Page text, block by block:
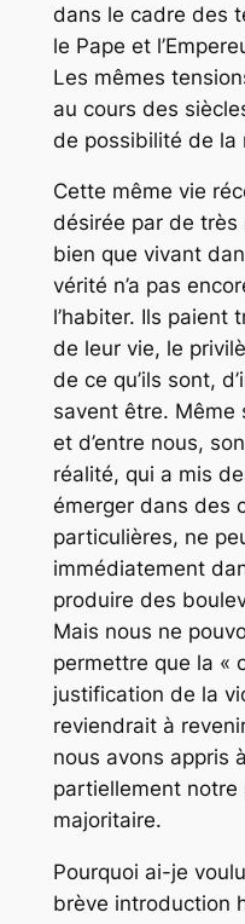
dans le cadre des
le Pape et
Les mêmes
au cours des
de possibilité de la
Cette même vie
désirée par de très
bien que vivant
vérité n’a pas
l’habiter. Ils paient
de leur vie, le
de ce qu’ils sont,
savent être. Même
et d’entre nous,
réalité, qui a mis
émerger dans des
particulières, ne
immédiatement
produire des
Mais nous ne
permettre que la «
justification de la
reviendrait à
nous avons appris
partiellement notre
majoritaire.
Pourquoi ai-je
brève introduction